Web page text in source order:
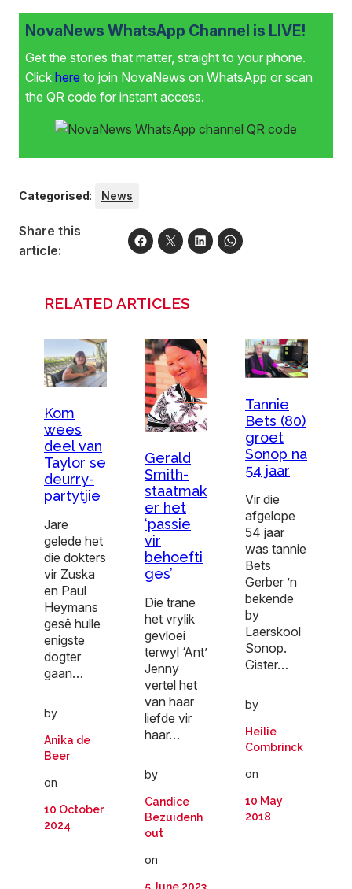
NovaNews WhatsApp Channel is LIVE!
Get the stories that matter, straight to your phone.
Click here to join NovaNews on WhatsApp or scan
the QR code for instant access.
Categorised: News
Share this
article:
RELATED ARTICLES
Kom
wees
deel van
Taylor se
deurry-
partytjie
Jare
gelede het
die dokters
vir Zuska
en Paul
Heymans
gesê hulle
enigste
dogter
gaan…
by
Anika de
Beer
on
10 October
2024
Gerald
Smith-
staatmak
er het
‘passie
vir
behoefti
ges’
Die trane
het vrylik
gevloei
terwyl ‘Ant’
Jenny
vertel het
van haar
liefde vir
haar…
by
Candice
Bezuidenh
out
on
Tannie
Bets (80)
groet
Sonop na
54 jaar
Vir die
afgelope
54 jaar
was tannie
Bets
Gerber ’n
bekende
by
Laerskool
Sonop.
Gister…
by
Heilie
Combrinck
on
10 May
2018